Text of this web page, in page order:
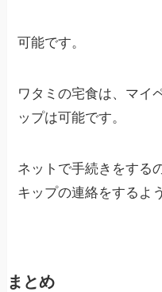
可能です。
ワタミの宅食は、マイ
ップは可能です。
ネットで手続きをする
キップの連絡をするよ
まとめ